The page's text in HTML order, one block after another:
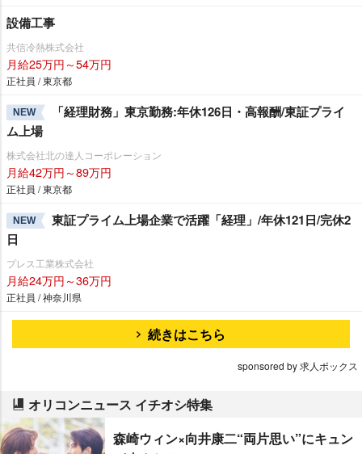
設備工事
共信冷熱株式会社
月給25万円～54万円
正社員 / 東京都
NEW
「経理財務」東京勤務:年休126日・高報酬/東証プライ
ム上場
株式会社北の達人コーポレーション
月給42万円～89万円
正社員 / 東京都
NEW
東証プライム上場企業で活躍「経理」/年休121日/完休2
日
プレス工業株式会社
月給24万円～36万円
正社員 / 神奈川県
続きはこちら
sponsored by 求人ボックス
オリコンニュース イチオシ特集
森崎ウィン×向井康二“両片思い”にキュン